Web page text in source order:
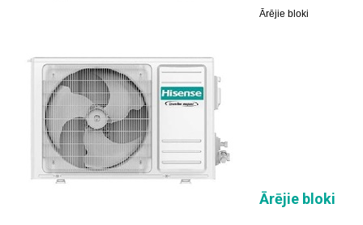
Ārējie bloki
Ārējie bloki